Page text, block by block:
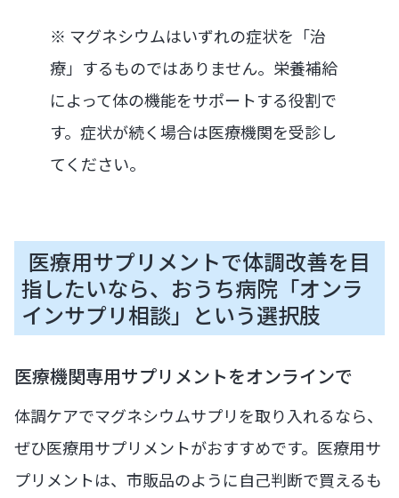
※ マグネシウムはいずれの症状を「治
療」するものではありません。栄養補給
によって体の機能をサポートする役割で
す。症状が続く場合は医療機関を受診し
てください。
医療用サプリメントで体調改善を目
指したいなら、おうち病院「オンラ
インサプリ相談」という選択肢
医療機関専用サプリメントをオンラインで
体調ケアでマグネシウムサプリを取り入れるなら、
ぜひ医療用サプリメントがおすすめです。医療用サ
プリメントは、市販品のように自己判断で買えるも